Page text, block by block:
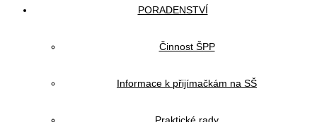
PORADENSTVÍ
Činnost ŠPP
Informace k přijímačkám na SŠ